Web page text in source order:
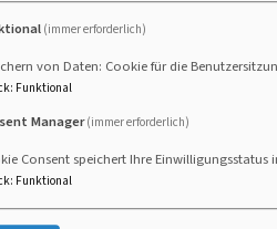
(immer erforderlich)
von Daten: Cookie für die
: Funktional
Manager(immer erforderlich)
Consent speichert Ihre Einwilligungsstatus
: Funktional